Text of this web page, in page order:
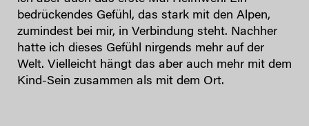
bedrückendes Gefühl, das stark mit den Alpen,
zumindest bei mir, in Verbindung steht. Nachher
hatte ich dieses Gefühl nirgends mehr auf der
Welt. Vielleicht hängt das aber auch mehr mit dem
Kind-Sein zusammen als mit dem Ort.